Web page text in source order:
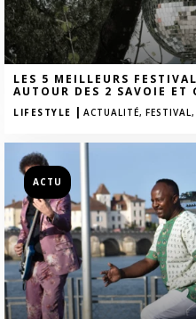
LES 5 MEILLEURS
AUTOUR DES 2 SAVOIE ET
LIFESTYLE ACTUALITÉ, FESTIVAL,
ACTU